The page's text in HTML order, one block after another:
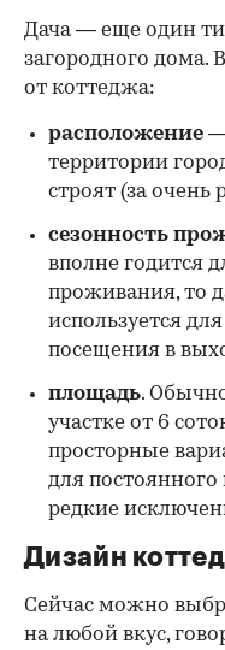
Дача — еще один
загородного дома.
от коттеджа:
расположение —
территории
строят (за
сезонность
вполне годится
проживания, то
используется
посещения в
площадь.
участке от 6
просторные
для
редкие
Дизайн
Сейчас можно
на любой вкус,